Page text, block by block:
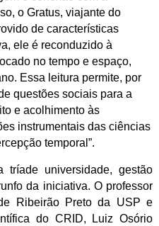
o Gratus, viajante do
de características
ele é reconduzido à
no tempo e espaço,
Essa leitura permite, por
questões sociais para a
e acolhimento às
instrumentais das ciências
temporal”.
tríade universidade, gestão
da iniciativa. O professor
Ribeirão Preto da USP e
do CRID, Luiz Osório